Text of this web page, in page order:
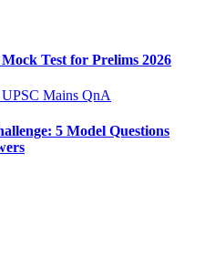
Test for Prelims 2026
UPSC Mains QnA
5 Model Questions